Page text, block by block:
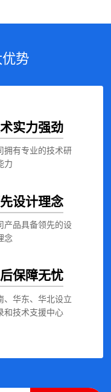
优势
实力强劲
拥有专业的技术研
力
设计理念
产品具备领先的设
念
保障无忧
、华东、华北设立
和技术支援中心